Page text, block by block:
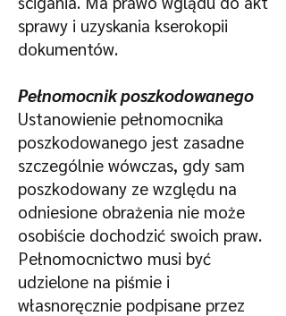
sprawy i uzyskania kserokopii
dokumentów.
Pełnomocnik poszkodowanego
Ustanowienie pełnomocnika
poszkodowanego jest zasadne
szczególnie wówczas, gdy sam
poszkodowany ze względu na
odniesione obrażenia nie może
osobiście dochodzić swoich praw.
Pełnomocnictwo musi być
udzielone na piśmie i
własnoręcznie podpisane przez